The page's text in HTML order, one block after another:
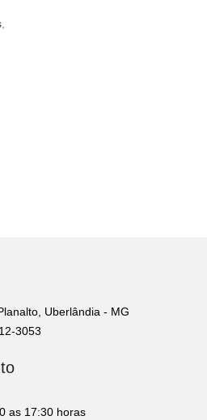
,
Uberlândia - MG
3053
as 17:30 horas